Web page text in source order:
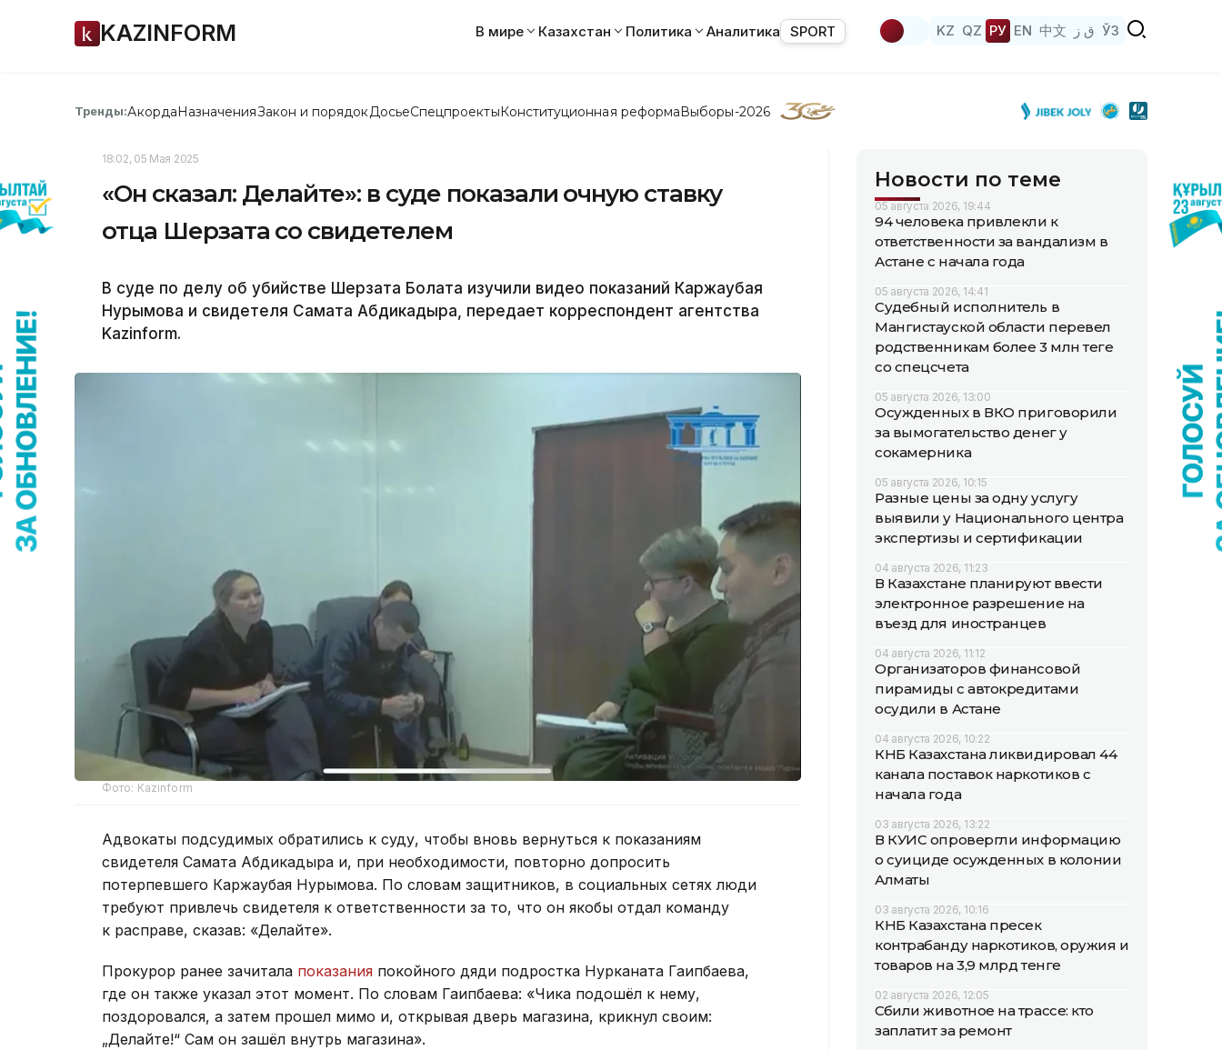
KAZINFORM В мире Казахстан Политика Аналитика SPORT KZ QZ РУ EN 中文 ق ز ЎЗ
Тренды:АкордаНазначенияЗакон и порядок ДосьеСпецпроектыКонституционная реформаВыборы-2026
18:02, 05 Мая 2025
«Он сказал: Делайте»: в суде показали очную ставку
отца Шерзата со свидетелем
В суде по делу об убийстве Шерзата Болата изучили видео показаний Каржаубая
Нурымова и свидетеля Самата Абдикадыра, передает корреспондент агентства
Kazinform.
Фото: Kazinform
Адвокаты подсудимых обратились к суду, чтобы вновь вернуться к показаниям
свидетеля Самата Абдикадыра и, при необходимости, повторно допросить
потерпевшего Каржаубая Нурымова. По словам защитников, в социальных сетях люди
требуют привлечь свидетеля к ответственности за то, что он якобы отдал команду
к расправе, сказав: «Делайте».
Прокурор ранее зачитала показания покойного дяди подростка Нурканата Гаипбаева,
где он также указал этот момент. По словам Гаипбаева: «Чика подошёл к нему,
поздоровался, а затем прошел мимо и, открывая дверь магазина, крикнул своим:
„Делайте!“ Сам он зашёл внутрь магазина».
Новости по теме
05 августа 2026, 19:44
94 человека привлекли к
ответственности за вандализм в
Астане с начала года
05 августа 2026, 14:41
Судебный исполнитель в
Мангистауской области перевел
родственникам более 3 млн теңге
со спецсчета
05 августа 2026, 13:00
Осужденных в ВКО приговорили
за вымогательство денег у
сокамерника
05 августа 2026, 10:15
Разные цены за одну услугу
выявили у Национального центра
экспертизы и сертификации
04 августа 2026, 11:23
В Казахстане планируют ввести
электронное разрешение на
въезд для иностранцев
04 августа 2026, 11:12
Организаторов финансовой
пирамиды с автокредитами
осудили в Астане
04 августа 2026, 10:22
КНБ Казахстана ликвидировал 44
канала поставок наркотиков с
начала года
03 августа 2026, 13:22
В КУИС опровергли информацию
о суициде осужденных в колонии
Алматы
03 августа 2026, 10:16
КНБ Казахстана пресек
контрабанду наркотиков, оружия и
товаров на 3,9 млрд тенге
02 августа 2026, 12:05
Сбили животное на трассе: кто
заплатит за ремонт